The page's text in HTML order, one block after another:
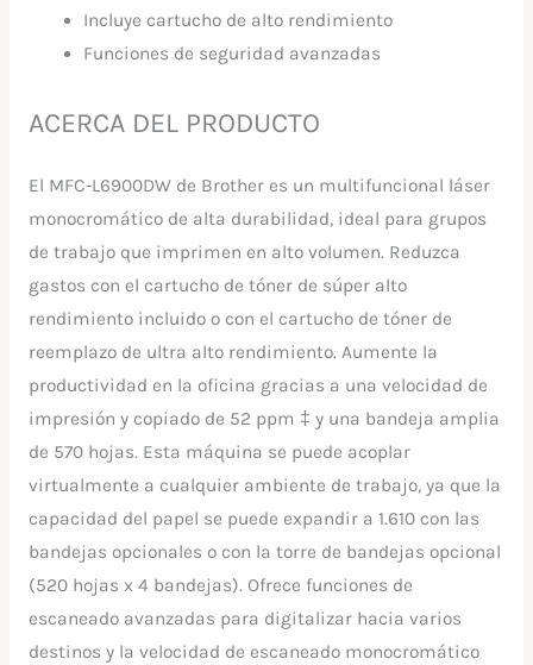
Incluye cartucho de alto rendimiento
Funciones de seguridad avanzadas
ACERCA DEL PRODUCTO
El MFC-L6900DW de Brother es un multifuncional láser
monocromático de alta durabilidad, ideal para grupos
de trabajo que imprimen en alto volumen. Reduzca
gastos con el cartucho de tóner de súper alto
rendimiento incluido o con el cartucho de tóner de
reemplazo de ultra alto rendimiento. Aumente la
productividad en la oficina gracias a una velocidad de
impresión y copiado de 52 ppm ‡ y una bandeja amplia
de 570 hojas. Esta máquina se puede acoplar
virtualmente a cualquier ambiente de trabajo, ya que la
capacidad del papel se puede expandir a 1.610 con las
bandejas opcionales o con la torre de bandejas opcional
(520 hojas x 4 bandejas). Ofrece funciones de
escaneado avanzadas para digitalizar hacia varios
destinos y la velocidad de escaneado monocromático